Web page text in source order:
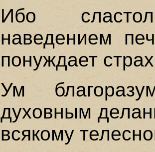
Ибо
наведением
понуждает
Ум
духовным
всякому